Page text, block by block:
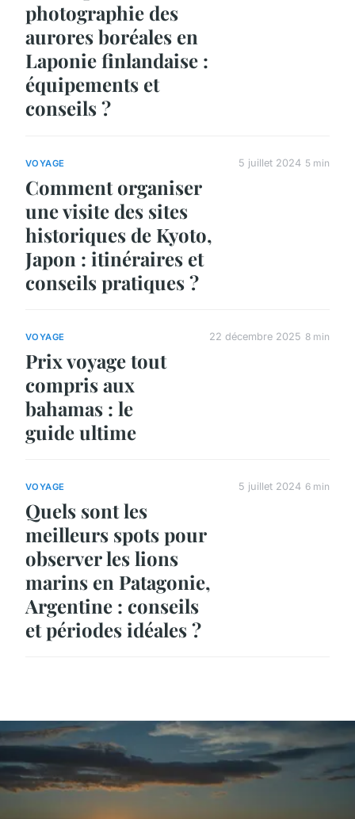
photographie des
aurores boréales en
Laponie finlandaise :
équipements et
conseils ?
VOYAGE
Comment organiser
une visite des sites
historiques de Kyoto,
Japon : itinéraires et
conseils pratiques ?
5 juillet 2024 5 min
VOYAGE
Prix voyage tout
compris aux
bahamas : le
guide ultime
22 décembre 2025 8 min
VOYAGE
Quels sont les
meilleurs spots pour
observer les lions
marins en Patagonie,
Argentine : conseils
et périodes idéales ?
5 juillet 2024 6 min